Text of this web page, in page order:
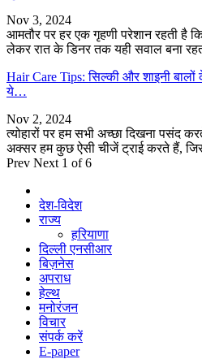
Nov 3, 2024
आमतौर पर हर एक गृहणी परेशान रहती है
लेकर रात के डिनर तक यही सवाल बना
Hair Care Tips: सिल्की और शाइनी
ये…
Nov 2, 2024
त्योहारों पर हम सभी अच्छा दिखना पसंद
अक्सर हम कुछ ऐसी चीजें ट्राई करते हैं,
Prev Next 1 of 6
देश-विदेश
राज्य
हरियाणा
दिल्ली एनसीआर
बिज़नेस
अपराध
हेल्थ
मनोरंजन
विचार
संपर्क करें
E-paper